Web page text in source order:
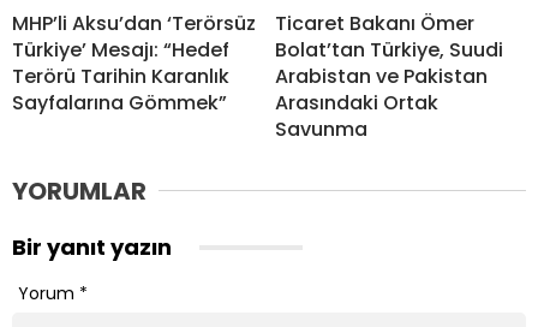
MHP’li Aksu’dan ‘Terörsüz
Türkiye’ Mesajı: “Hedef
Terörü Tarihin Karanlık
Sayfalarına Gömmek”
Ticaret Bakanı Ömer
Bolat’tan Türkiye, Suudi
Arabistan ve Pakistan
Arasındaki Ortak
Savunma
YORUMLAR
Bir yanıt yazın
Yorum *